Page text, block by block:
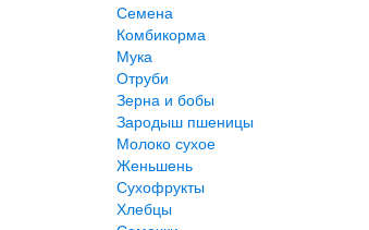
Семена
Комбикорма
Мука
Отруби
Зерна и бобы
Зародыш пшеницы
Молоко сухое
Женьшень
Сухофрукты
Хлебцы